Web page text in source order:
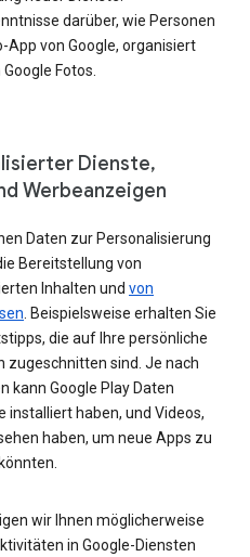
darüber, wie Personen
App von Google, organisiert
Fotos.
Dienste,
Werbeanzeigen
Daten zur Personalisierung
Bereitstellung von
Inhalten und von
. Beispielsweise erhalten Sie
die auf Ihre persönliche
zugeschnitten sind. Je nach
kann Google Play Daten
installiert haben, und Videos,
haben, um neue Apps zu
wir Ihnen möglicherweise
in Google-Diensten